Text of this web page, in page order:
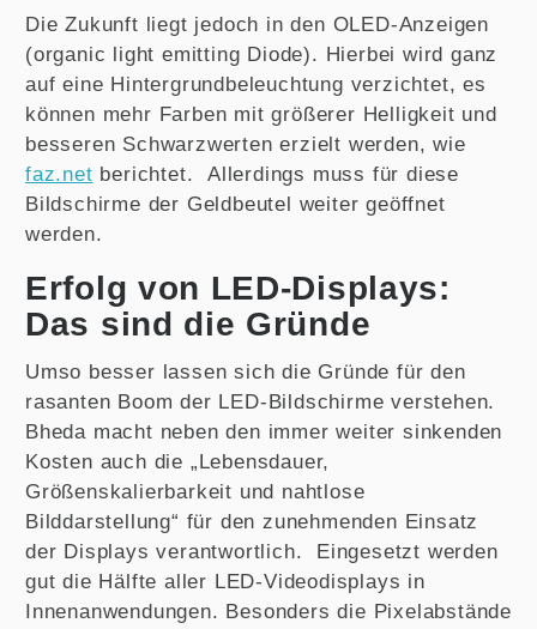
Die Zukunft liegt jedoch in den OLED-Anzeigen
(organic light emitting Diode). Hierbei wird ganz
auf eine Hintergrundbeleuchtung verzichtet, es
können mehr Farben mit größerer Helligkeit und
besseren Schwarzwerten erzielt werden, wie
faz.net berichtet. Allerdings muss für diese
Bildschirme der Geldbeutel weiter geöffnet
werden.
Erfolg von LED-Displays:
Das sind die Gründe
Umso besser lassen sich die Gründe für den
rasanten Boom der LED-Bildschirme verstehen.
Bheda macht neben den immer weiter sinkenden
Kosten auch die „Lebensdauer,
Größenskalierbarkeit und nahtlose
Bilddarstellung“ für den zunehmenden Einsatz
der Displays verantwortlich. Eingesetzt werden
gut die Hälfte aller LED-Videodisplays in
Innenanwendungen. Besonders die Pixelabstände